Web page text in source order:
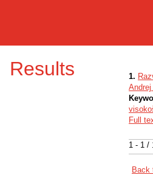
Results
1 - 1 /
1.
Full
Back